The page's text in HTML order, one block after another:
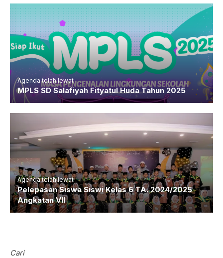
Agenda telah lewat
MPLS SD Salafiyah Fityatul Huda Tahun 2025
Agenda telah lewat
Pelepasan Siswa Siswi Kelas 6 TA. 2024/2025
Angkatan VII
Cari